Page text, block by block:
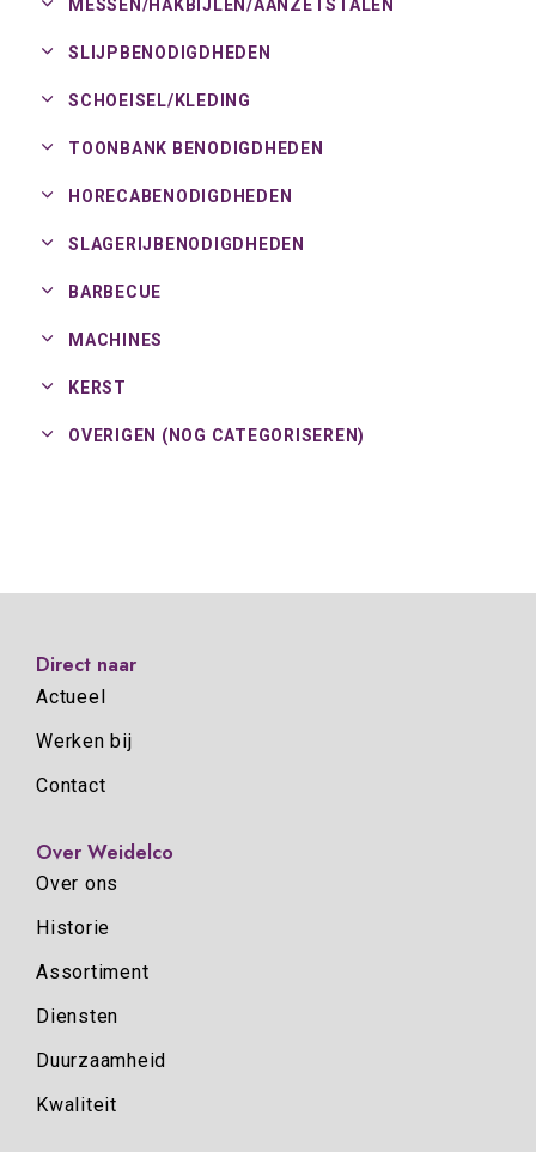
MESSEN/HAKBIJLEN/AANZETSTALEN
SLIJPBENODIGDHEDEN
SCHOEISEL/ KLEDING
TOONBANK BENODIGDHEDEN
HORECABENODIGDHEDEN
SLAGERIJBENODIGDHEDEN
BARBECUE
MACHINES
KERST
OVERIGEN (NOG CATEGORISEREN)
Direct naar
Actueel
Werken bij
Contact
Over Weidelco
Over ons
Historie
Assortiment
Diensten
Duurzaamheid
Kwaliteit